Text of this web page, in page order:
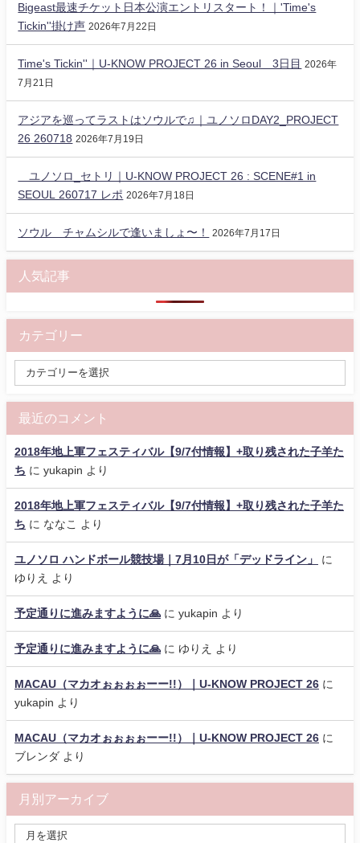
Bigeast最速チケット日本公演エントリスタート！｜'Time's
Tickin''掛け声 2026年7月22日
Time's Tickin''｜U-KNOW PROJECT 26 in Seoul 3日目
2026年
7月21日
アジアを巡ってラストはソウルで♫｜ユノソロDAY2_PROJECT
26 260718 2026年7月19日
ユノソロ_セトリ｜U-KNOW PROJECT 26 : SCENE#1 in
SEOUL 260717 レポ 2026年7月18日
ソウル チャムシルで逢いましょ〜！ 2026年7月17日
人気記事
カテゴリー
最近のコメント
2018年地上軍フェスティバル【9/7付情報】+取り残された子羊た
ち に yukapin より
2018年地上軍フェスティバル【9/7付情報】+取り残された子羊た
ち に ななこ より
ユノソロ ハンドボール競技場｜7月10日が「デッドライン」
に
ゆりえ
より
予定通りに進みますように🙏 に yukapin より
予定通りに進みますように🙏 に ゆりえ より
MACAU（マカオぉぉぉぉーー!!）｜U-KNOW PROJECT 26 に
yukapin より
MACAU（マカオぉぉぉぉーー!!）｜U-KNOW PROJECT 26 に
ブレンダ より
月別アーカイブ